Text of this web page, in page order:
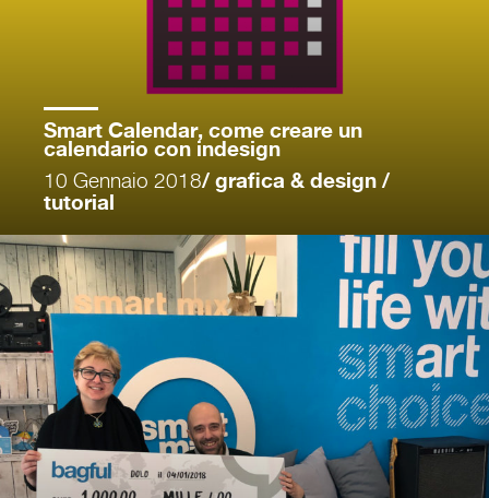
Smart Calendar, come creare un
calendario con indesign
10 Gennaio 2018/ grafica & design /
tutorial